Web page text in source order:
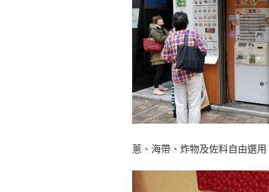
蔥、海帶、炸物及佐料自由選用